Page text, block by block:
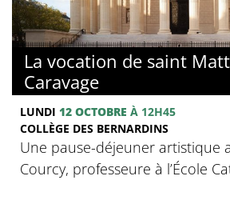
La vocation de saint
Caravage
LUNDI 12 OCTOBRE À 12H45
COLLÈGE DES BERNARDINS
Une pause-déjeuner artistique
Courcy, professeure à l’École